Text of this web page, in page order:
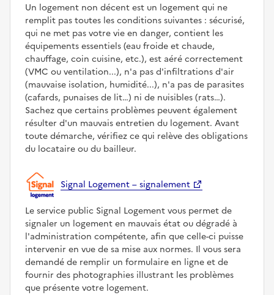
Un logement non décent est un logement qui ne
remplit pas toutes les conditions suivantes : sécurisé,
qui ne met pas votre vie en danger, contient les
équipements essentiels (eau froide et chaude,
chauffage, coin cuisine, etc.), est aéré correctement
(VMC ou ventilation...), n'a pas d'infiltrations d'air
(mauvaise isolation, humidité...), n'a pas de parasites
(cafards, punaises de lit…) ni de nuisibles (rats…).
Sachez que certains problèmes peuvent également
résulter d'un mauvais entretien du logement. Avant
toute démarche, vérifiez ce qui relève des obligations
du locataire ou du bailleur.
Signal Logement – signalement
Le service public Signal Logement vous permet de
signaler un logement en mauvais état ou dégradé à
l'administration compétente, afin que celle-ci puisse
intervenir en vue de sa mise aux normes. Il vous sera
demandé de remplir un formulaire en ligne et de
fournir des photographies illustrant les problèmes
que présente votre logement.